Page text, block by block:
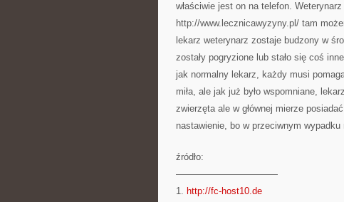
właściwie jest on na telefon.
http://www.lecznicawyzyny.pl/ tam
lekarz weterynarz zostaje budzony w
zostały pogryzione lub stało się coś
jak normalny lekarz, każdy musi
miła, ale jak już było wspomniane,
zwierzęta ale w głównej mierze
nastawienie, bo w przeciwnym
źródło:
———————————
1. http://fc-host10.de